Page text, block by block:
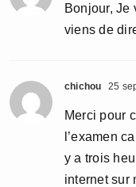
Bonjour, Je
viens de
chichou 25
Merci pour
l’examen
y a trois
internet sur